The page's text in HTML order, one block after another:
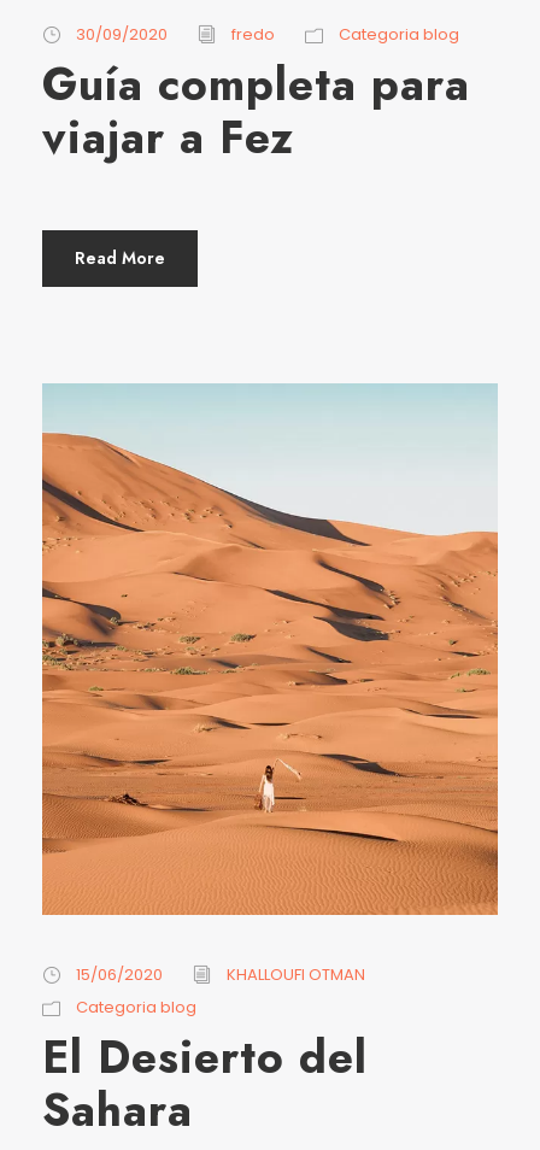
30/09/2020 fredo Categoria blog
Guía completa para
viajar a Fez
Read More
15/06/2020
KHALLOUFI OTMAN
Categoria blog
El Desierto del
Sahara